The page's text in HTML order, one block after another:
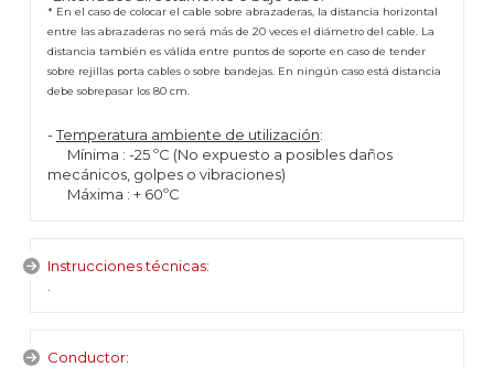
* En el caso de colocar el cable sobre abrazaderas, la distancia horizontal
entre las abrazaderas no será más de 20 veces el diámetro del cable. La
distancia también es válida entre puntos de soporte en caso de tender
sobre rejillas porta cables o sobre bandejas. En ningún caso está distancia
debe sobrepasar los 80 cm.
-Temperatura ambiente de utilización:
Mínima : -25 ºC (No expuesto a posibles daños
mecánicos, golpes o vibraciones)
Máxima : + 60ºC
Instrucciones técnicas:
Conductor: